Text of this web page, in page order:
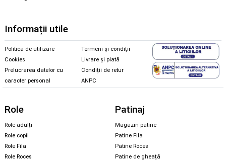
Informații utile
Politica de utilizare
Cookies
Prelucrarea datelor cu
caracter personal
Termeni și condiții
Livrare și plată
Condiții de retur
ANPC
Role
Role adulți
Role copii
Role Fila
Role Roces
Patinaj
Magazin patine
Patine Fila
Patine Roces
Patine de gheață